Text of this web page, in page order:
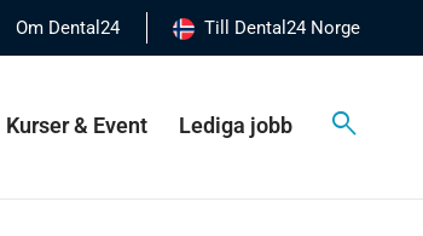
Om Dental24 Till Dental24 Norge
Kurser & Event Lediga jobb